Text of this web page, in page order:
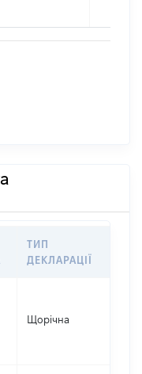
ТИП
ДЕКЛАРАЦІЇ
Щорічна